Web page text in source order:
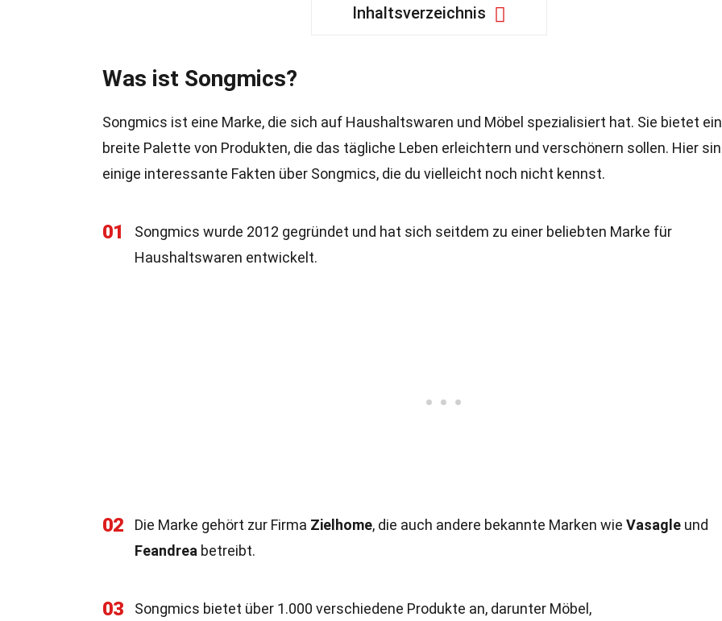
Inhaltsverzeichnis
Was ist Songmics?
Songmics ist eine Marke, die sich auf Haushaltswaren und Möbel spezialisiert hat. Sie bietet
breite Palette von Produkten, die das tägliche Leben erleichtern und verschönern sollen. Hier
einige interessante Fakten über Songmics, die du vielleicht noch nicht kennst.
01
Songmics wurde 2012 gegründet und hat sich seitdem zu einer beliebten Marke für
Haushaltswaren entwickelt.
02 Die Marke gehört zur Firma Zielhome, die auch andere bekannte Marken wie Vasagle und
Feandrea betreibt.
03
Songmics bietet über 1.000 verschiedene Produkte an, darunter Möbel,